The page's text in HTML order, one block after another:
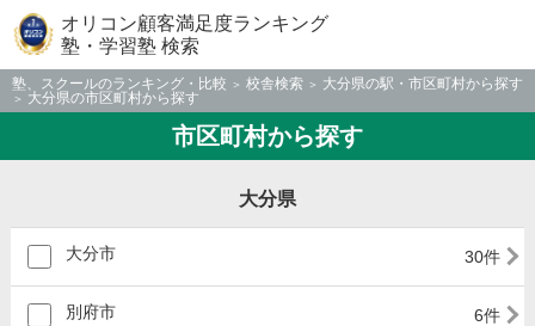
オリコン顧客満足度ランキング
塾・学習塾 検索
塾、スクールのランキング・比較 校舎検索
大分県の駅・市区町村から探す
大分県の市区町村から探す
市区町村から探す
大分県
大分市 30件
別府市 6件